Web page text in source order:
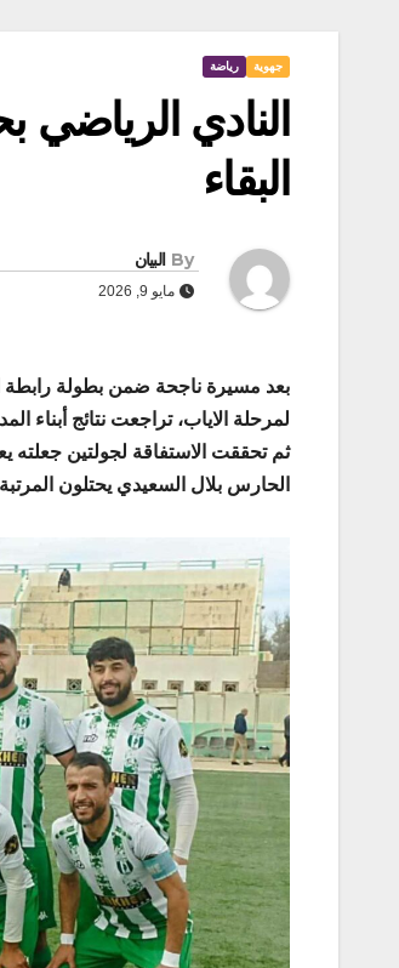
جهوية رياضة
النادي
البقاء
By البيان
مايو 9, 2026
بعد مسيرة ناجحة ضمن بطولة رابطة
لمرحلة الاياب، تراجعت نتائج
الحارس بلال السعيدي يحتلون المرتبة